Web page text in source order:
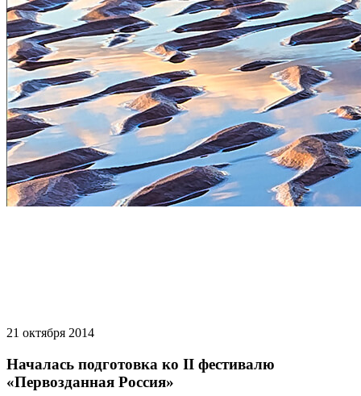
21 октября 2014
Началась подготовка ко II фестивалю
«Первозданная Россия»